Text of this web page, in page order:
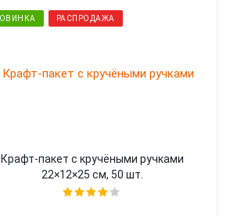
РАСПРОДАЖА
Крафт-пакет с кручёными ручками
22×12×25 см, 50 шт.